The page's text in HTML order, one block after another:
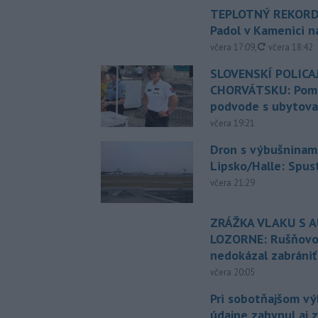
TEPLOTNÝ
Padol v Kamenici
včera 17:09, aktualizované
včera 18:42
SLOVENSKÍ
CHORVÁTSKU:
podvode s
včera 19:21
Dron s
Lipsko/Halle:
včera 21:29
ZRÁŽKA VLAKU S
LOZORNE:
nedokázal zabrániť
včera 20:05
Pri sobotňajšom
údajne zahynul aj